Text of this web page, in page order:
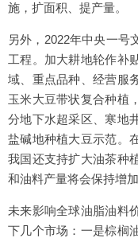
施，扩面积、提产量。
另外，2022年中央一号
工程。加大耕地轮作补
域、重点品种、经营服
玉米大豆带状复合种植
分地下水超采区、寒地
盐碱地种植大豆示范。
我国还支持扩大油茶种
和油料产量将会保持增加
未来影响全球油脂油料
下几个市场：一是棕榈